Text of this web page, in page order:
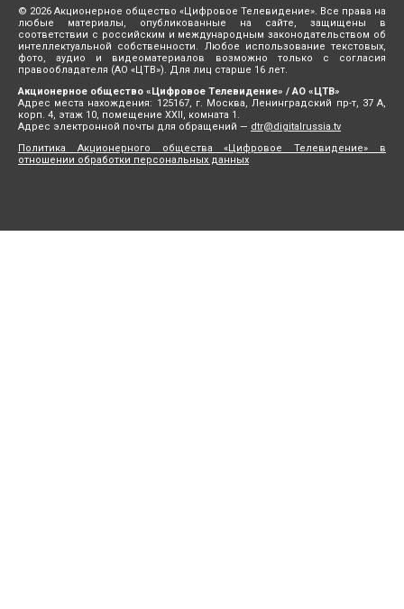
© 2026 Акционерное общество «Цифровое Телевидение». Все права на
любые материалы, опубликованные на сайте, защищены в
соответствии с российским и международным законодательством об
интеллектуальной собственности. Любое использование текстовых,
фото, аудио и видеоматериалов возможно только с согласия
правообладателя (АО «ЦТВ»). Для лиц старше 16 лет.
Акционерное общество «Цифровое Телевидение» / АО «ЦТВ»
Адрес места нахождения: 125167, г. Москва, Ленинградский пр-т, 37 А,
корп. 4, этаж 10, помещение XXII, комната 1.
Адрес электронной почты для обращений — dtr@digitalrussia.tv
Политика Акционерного общества «Цифровое Телевидение» в
отношении обработки персональных данных